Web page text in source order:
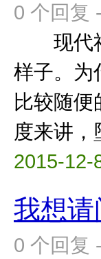
0 个回复
现代社
样子。为
比较随
度来讲，
2015-12-
我想
0 个回复